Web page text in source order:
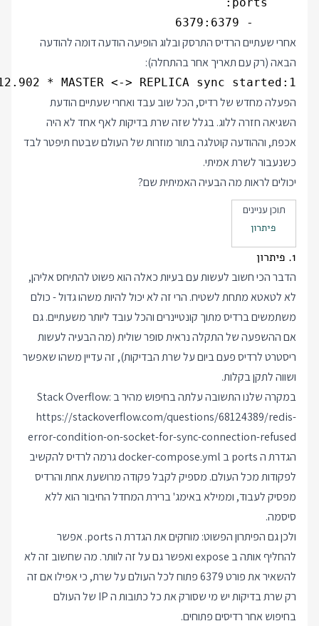
      - 6379:6379
אחרי שעתיים הרדיס התרסק ובלוג הופיעה הודעה דומה להודעה
הבאה (רק עם תאריך אחר בהתחלה):
1:S 25 Jun 2021 00:48:12.902 * MASTER <-> REPLICA sync started
הפעלה מחדש של רדיס, הכל שוב עבד ואחרי שעתיים הודעת
השגיאה חזרה ללוג. בגלל שזה שרת בדיקות לאף אחד לא היה
אכפת, וההודעה קוטלגה בתור מוזרות של העולם שבטח תיפטר לבד
כשנעבור לשרת אמיתי.
יכולים לראות מה הבעיה האמיתית שם?
תוכן עניינים
פיתרון
1. פיתרון
הדבר הכי חשוב לעשות עם בעיות כאלה הוא פשוט להתיחס אליהן,
לא לטאטא מתחת לשטיח. הרי זה לא יכול להיות משהו גדול - כולם
משתמשים ברדיס מתוך קונטיינרים והכל עובד ליותר משעתיים. גם
אם ההשפעה של התקלה נראית סופר שולית (מה הבעיה לעשות
ריסטרט לרדיס פעם ביום על שרת הבדיקות), זה עדיין משהו שאפשר
ושווה לתקן בקלות.
במקרה שלנו התשובה עלתה בחיפוש מהיר ב Stack Overflow:
https://stackoverflow.com/questions/68124389/redis-
error-condition-on-socket-for-sync-connection-refused
הגדרת ה ports ב docker-compose.yml גרמה לרדיס להקשיב
לפקודות מכל העולם. מספיק לקבל פקודה מרושעת אחת והרדיס
מפסיק לעבוד, וממילא באימג' ברירת המחדל החיבור הוא ללא
סיסמה.
ולכן גם הפיתרון הפשוט: מוחקים את הגדרת ה ports. אפשר
להחליף אותה ב expose ואפשר גם על זה לוותר. מה שחשוב זה לא
להשאיר את פורט 6379 פתוח לכל העולם על שרת, כי אפילו אם זה
רק שרת בדיקות יש מי שסורק את כל כתובות ה IP של העולם
בחיפוש אחר רדיסים פתוחים.